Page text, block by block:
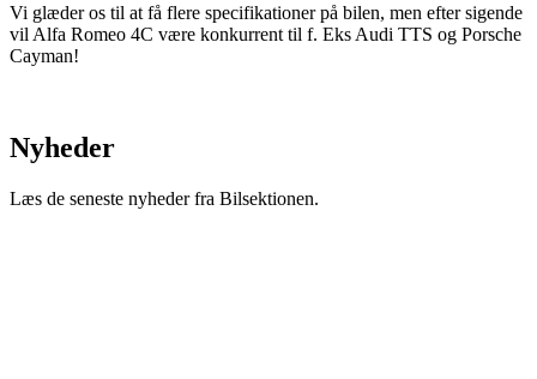
Vi glæder os til at få flere specifikationer på bilen, men efter sigende
vil Alfa Romeo 4C være konkurrent til f. Eks Audi TTS og Porsche
Cayman!
Nyheder
Læs de seneste nyheder fra Bilsektionen.